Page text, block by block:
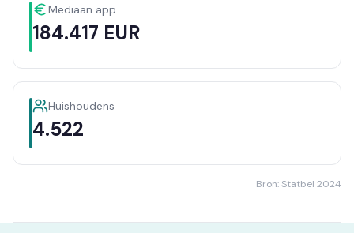
Mediaan app.
184.417 EUR
Huishoudens
4.522
Bron: Statbel 2024